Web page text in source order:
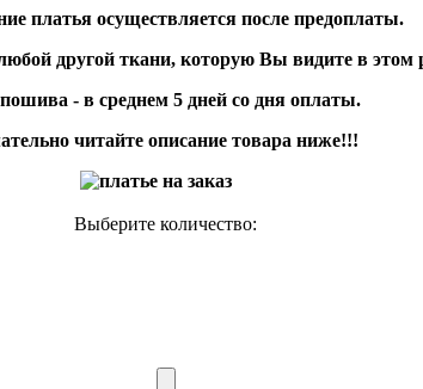
платья осуществляется после предоплаты.
другой ткани, которую Вы видите в этом
- в среднем 5 дней со дня оплаты.
читайте описание товара ниже!!!
Выберите количество: